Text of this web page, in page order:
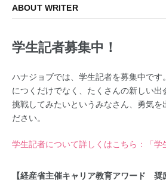
ABOUT WRITER
学生記者募集中！
ハナジョブでは、学生記者を募集中で
につくだけでなく、たくさんの新しい
挑戦してみたいというみなさん、勇気を
ださい。
学生記者について詳しくはこちら：「学
【経産省主催キャリア教育アワード 奨